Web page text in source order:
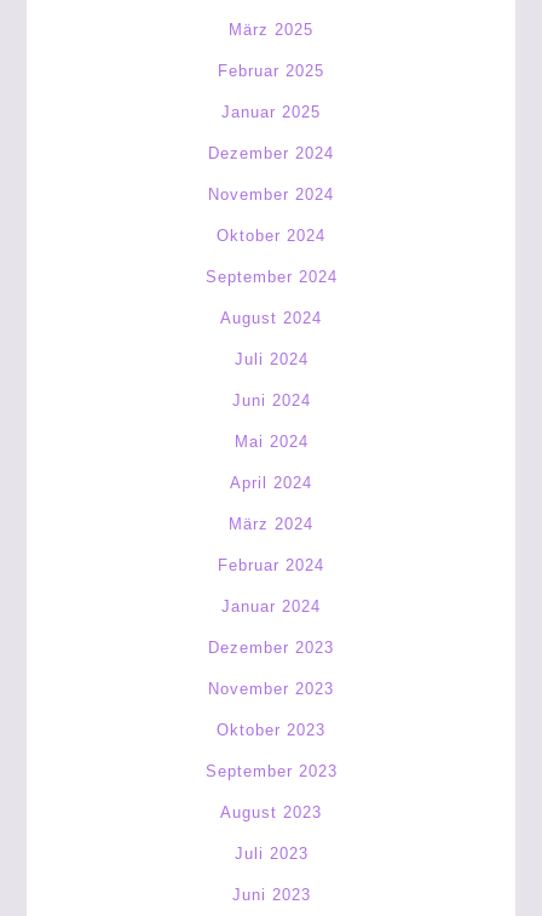
März 2025
Februar 2025
Januar 2025
Dezember 2024
November 2024
Oktober 2024
September 2024
August 2024
Juli 2024
Juni 2024
Mai 2024
April 2024
März 2024
Februar 2024
Januar 2024
Dezember 2023
November 2023
Oktober 2023
September 2023
August 2023
Juli 2023
Juni 2023